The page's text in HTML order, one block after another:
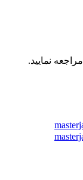
نمایید.